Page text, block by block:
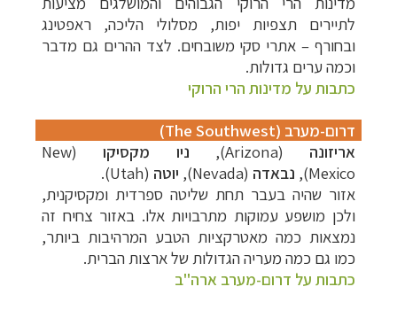
לתיירים תצפיות יפות, מסלולי הליכה, ראפטינג
ובחורף – אתרי סקי משובחים. לצד ההרים גם מדבר
וכמה ערים גדולות.
כתבות על מדינות הרי הרוקי
דרום-מערב (The Southwest)
אריזונה (
Arizona
), ניו מקסיקו(
New
Mexico
), נבאדה (
Nevada
), יוטה (
Utah
).
אזור שהיה בעבר תחת שליטה ספרדית ומקסיקנית,
ולכן מושפע עמוקות מתרבויות אלו. באזור צחיח זה
נמצאות כמה מאטרקציות הטבע המרהיבות ביותר,
כמו גם כמה מעריה הגדולות של ארצות הברית.
כתבות על דרום-מערב ארה"ב